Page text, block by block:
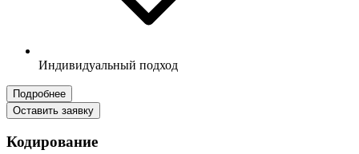
Индивидуальный подход
Подробнее
Оставить заявку
Кодирование